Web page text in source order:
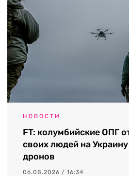
НОВОСТИ
FT: колумбийские ОПГ
своих людей на
дронов
06.08.2026 / 16:34